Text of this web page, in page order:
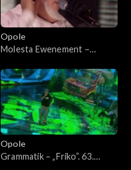
Opole
Molesta Ewenement –
63. KFPP: Koncert „Hip-hop.
Jedno podwórko 2”
Opole
Grammatik – „Friko”. 63.